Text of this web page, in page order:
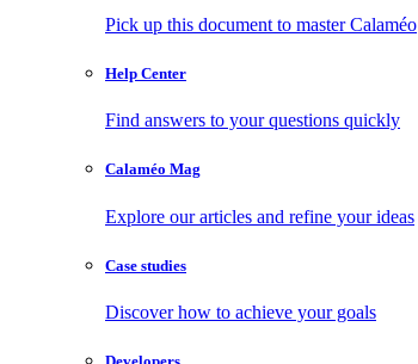
Pick up this document to master Calaméo
Help Center
Find answers to your questions quickly
Calaméo Mag
Explore our articles and refine your ideas
Case studies
Discover how to achieve your goals